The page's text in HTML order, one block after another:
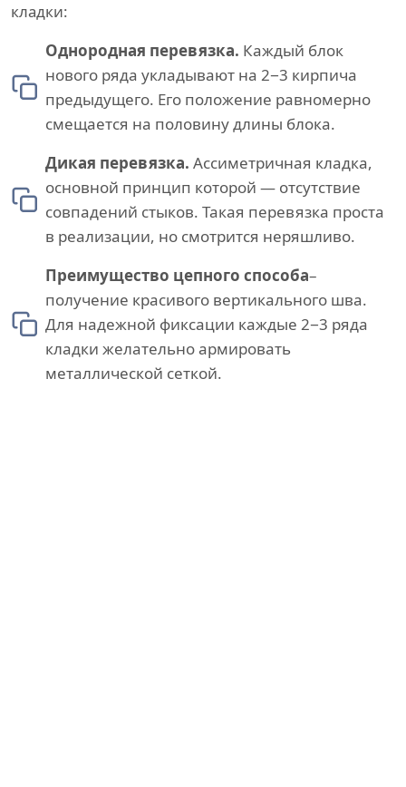
кладки:
Однородная перевязка. Каждый блок
нового ряда укладывают на 2−3 кирпича
предыдущего. Его положение равномерно
смещается на половину длины блока.
Дикая перевязка. Ассиметричная кладка,
основной принцип которой — отсутствие
совпадений стыков. Такая перевязка проста
в реализации, но смотрится неряшливо.
Преимущество цепного способа–
получение красивого вертикального шва.
Для надежной фиксации каждые 2−3 ряда
кладки желательно армировать
металлической сеткой.